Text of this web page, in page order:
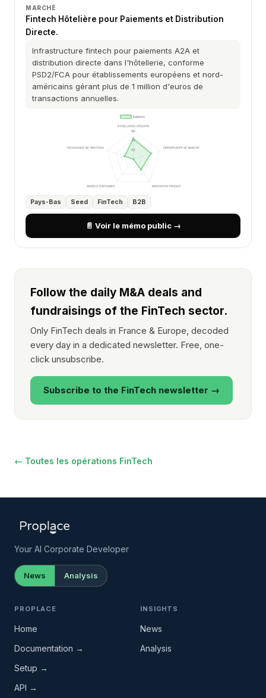
MARCHÉ
Fintech Hôtelière pour Paiements et Distribution
Directe.
Infrastructure fintech pour paiements A2A et
distribution directe dans l'hôtellerie, conforme
PSD2/FCA pour établissements européens et nord-
américains gérant plus de 1 million d'euros de
transactions annuelles.
Pays-Bas Seed FinTech B2B
📄 Voir le mémo public →
Follow the daily M&A deals and
fundraisings of the FinTech sector.
Only FinTech deals in France & Europe, decoded
every day in a dedicated newsletter. Free, one-
click unsubscribe.
Subscribe to the FinTech newsletter →
← Toutes les opérations FinTech
Your AI Corporate Developer
News Analysis
PROPLACE
Home
Documentation →
Setup →
API →
INSIGHTS
News
Analysis